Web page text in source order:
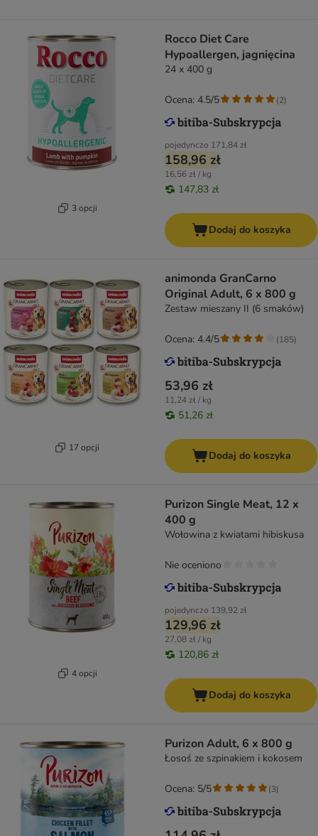
3 opcji
Rocco Diet Care
Hypoallergen, jagnięcina
24 x 400 g
pojedynczo 171,84 zł
158,96 zł
16,56 zł / kg
147,83 zł
Ocena: 4.5/5 (2)
Dodaj do koszyka
17 opcji
animonda GranCarno
Original Adult, 6 x 800 g
Zestaw mieszany II (6 smaków)
53,96 zł
11,24 zł / kg
51,26 zł
Ocena: 4.4/5 (185)
Dodaj do koszyka
4 opcji
Purizon Single Meat, 12 x
400 g
Wołowina z kwiatami hibiskusa
pojedynczo 139,92 zł
129,96 zł
27,08 zł / kg
120,86 zł
Nie oceniono
Dodaj do koszyka
Purizon Adult, 6 x 800 g
Łosoś ze szpinakiem i kokosem
Ocena: 5/5 (3)